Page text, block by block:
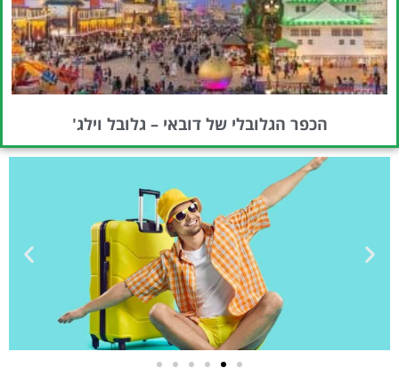
הכפר הגלובלי של דובאי – גלובל וילג'